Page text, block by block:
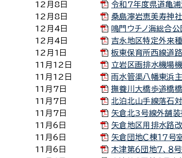
12月8日
令和7年度県道亀
12月8日
桑島濘岩恵美寿神
12月4日
鳴門ウチノ海総合
12月4日
吉永地区特定外来
12月1日
板東保育所西線道
11月12日
立岩区画排水機場
11月12日
雨水管渠八幡東浜
11月7日
撫養川大橋歩道橋
11月7日
北泊北山手線落石
11月7日
矢倉北3号線外舗
11月6日
矢倉地区用排水路
11月6日
矢倉団地Ｃ棟１７
11月6日
木津第６団地７、